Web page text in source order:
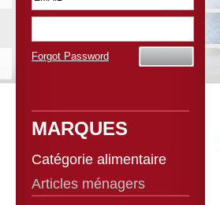
Forgot Password
MARQUES
Catégorie alimentaire
Articles ménagers